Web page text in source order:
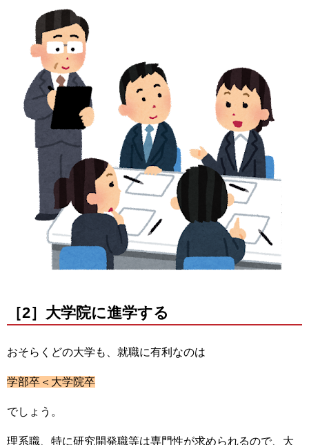
［2］大学院に進学する
おそらくどの大学も、就職に有利なのは
学部卒＜大学院卒
でしょう。
理系職、特に研究開発職等は専門性が求められるので、大